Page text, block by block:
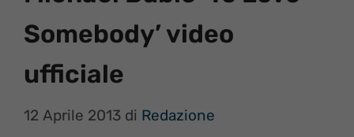
Somebody’ video
ufficiale
12 Aprile 2013 di Redazione